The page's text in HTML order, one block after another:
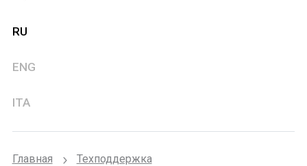
RU
ENG
ITA
Главная
Техподдержка